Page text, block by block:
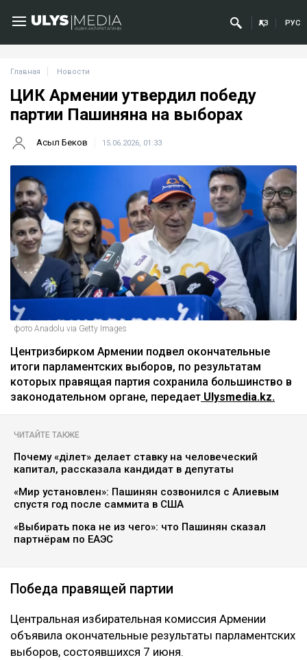
ҚАЗ РУС
Главная Новости
ЦИК Армении утвердил победу
партии Пашиняна на выборах
Асыл Беков 15.06.2026, 01:33
фото Anadolu via Getty Images
Центризбирком Армении подвел окончательные
итоги парламентских выборов, по результатам
которых правящая партия сохранила большинство в
законодательном органе, передает Ulysmedia.kz.
ЧИТАЙТЕ ТАКЖЕ
Почему «Әділет» делает ставку на человеческий
капитал, рассказала кандидат в депутаты
«Мир установлен»: Пашинян созвонился с Алиевым
спустя год после саммита в США
«Выбирать пока не из чего»: что Пашинян сказал
партнёрам по ЕАЭС
Победа правящей партии
Центральная избирательная комиссия Армении
объявила окончательные результаты парламентских
выборов, состоявшихся 7 июня.